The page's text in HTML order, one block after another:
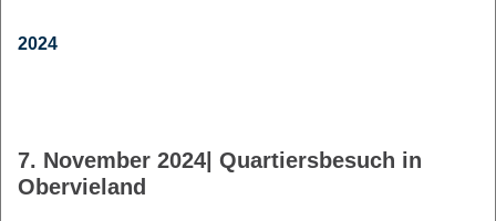
2024
7. November 2024| Quartiersbesuch in
Obervieland